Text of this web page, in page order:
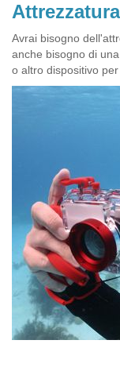
Attrezzatura
Avrai bisogno
anche bisogno di
o altro dispositivo